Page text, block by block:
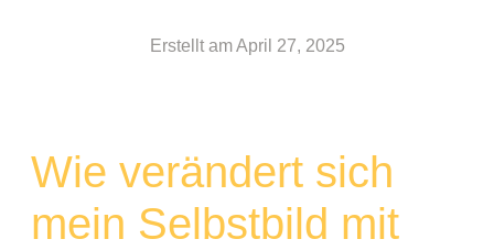
Erstellt am April 27, 2025
Wie verändert sich
mein Selbstbild mit